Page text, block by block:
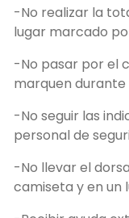
-No realizar la
lugar marcado
-No pasar por el
marquen durante
-No seguir las
personal de
-No llevar el
camiseta y en un